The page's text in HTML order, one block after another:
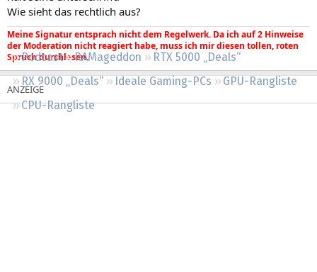
Regeln
Podcast RAMageddon
RTX 5000 „Deals“
RX 9000 „Deals“
Ideale Gaming-PCs
GPU-Rangliste
CPU-Rangliste
Wie sieht das rechtlich aus?
Meine Signatur entsprach nicht dem Regelwerk. Da ich auf 2 Hinweise
der Moderation nicht reagiert habe, muss ich mir diesen tollen, roten
Spruch durchlesen.